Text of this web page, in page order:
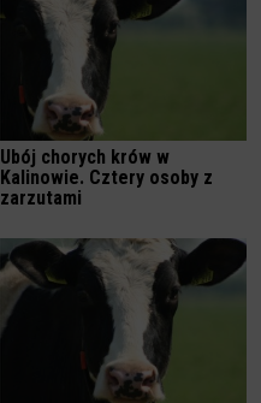
Ubój chorych krów w
Kalinowie. Cztery osoby z
zarzutami